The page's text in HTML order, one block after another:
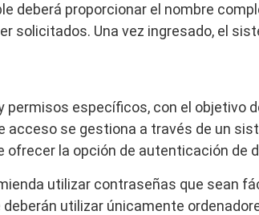
deberá proporcionar el nombre
solicitados. Una vez ingresado, el
específicos, con el
se gestiona a través de un
la opción de autenticación de
utilizar contraseñas que sean
utilizar únicamente